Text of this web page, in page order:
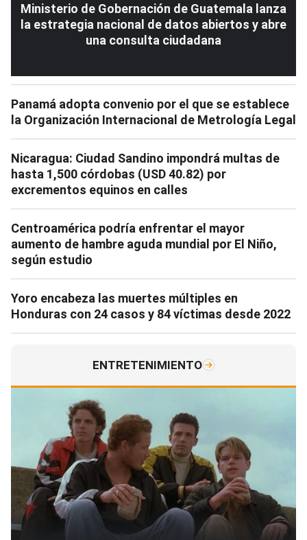
Ministerio de Gobernación de Guatemala lanza
la estrategia nacional de datos abiertos y abre
una consulta ciudadana
Panamá adopta convenio por el que se establece
la Organización Internacional de Metrología Legal
Nicaragua: Ciudad Sandino impondrá multas de
hasta 1,500 córdobas (USD 40.82) por
excrementos equinos en calles
Centroamérica podría enfrentar el mayor
aumento de hambre aguda mundial por El Niño,
según estudio
Yoro encabeza las muertes múltiples en
Honduras con 24 casos y 84 víctimas desde 2022
ENTRETENIMIENTO